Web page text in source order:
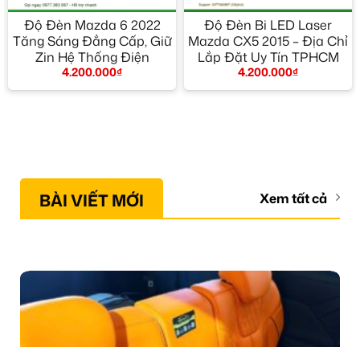
Độ Đèn Mazda 6 2022
Tăng Sáng Đẳng Cấp, Giữ
Zin Hệ Thống Điện
4.200.000₫
Độ Đèn Bi LED Laser
Mazda CX5 2015 – Địa Chỉ
Lắp Đặt Uy Tín TPHCM
4.200.000₫
BÀI VIẾT MỚI Xem tất cả